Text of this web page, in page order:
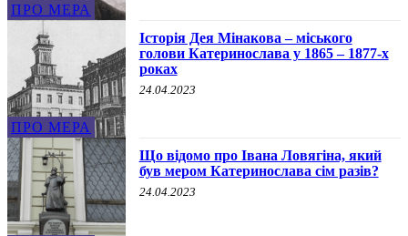
ПРО МЕРА
ПРО МЕРА
Історія Дея Мінакова – міського
голови Катеринослава у 1865 – 1877-х
роках
24.04.2023
Що відомо про Івана Ловягіна, який
був мером Катеринослава сім разів?
24.04.2023